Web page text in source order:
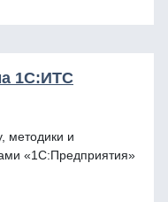
1С:ИТС
методики и
«1С:Предприятия»